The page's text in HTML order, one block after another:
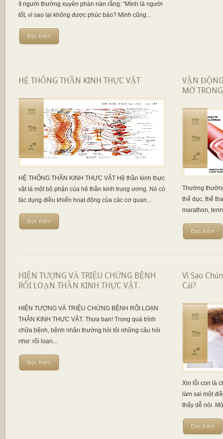
ít người thường xuyên phàn nàn rằng: “Mình là người
tốt, vì sao lại không được phúc báo? Mình cũng...
Đọc thêm
HỆ THỐNG THẦN KINH THỰC VẬT
HỆ THỐNG THẦN KINH THỰC VẬT Hệ thần kinh thực
vật là một bộ phận của hệ thần kinh trung ương. Nó có
tác dụng điều khiển hoạt động của các cơ quan...
Đọc thêm
VẬN
MỠ
Thường
thể dục, thể
marathon,
Đọc thêm
HIỆN TƯỢNG VÀ TRIỆU CHỨNG BỆNH
RỐI LOẠN THẦN KINH THỰC VẬT.
HIỆN TƯỢNG VÀ TRIỆU CHỨNG BỆNH RỐI LOẠN
THẦN KINH THỰC VẬT. Thưa bạn! Trong quá trình
chữa bệnh, bệnh nhân thường hỏi tôi những câu hỏi
như: rối loạn...
Đọc thêm
Vì Sao
Cái?
Xin lỗi con là
làm sai một
thấy dễ nói.
Đọc thêm